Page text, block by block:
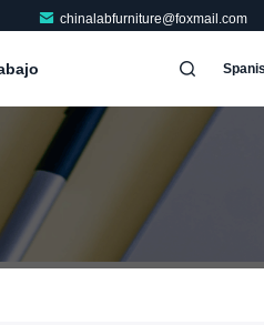
chinalabfurniture@foxmail.com